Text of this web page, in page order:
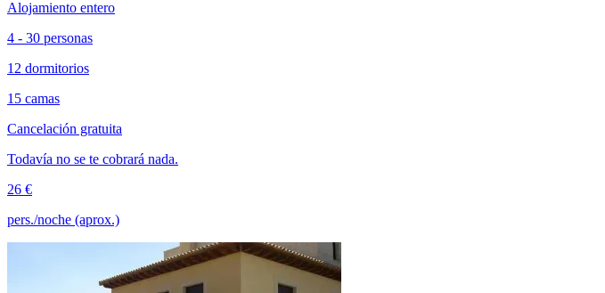
Alojamiento entero
4 - 30 personas
12 dormitorios
15 camas
Cancelación gratuita
Todavía no se te cobrará nada.
26 €
pers./noche (aprox.)